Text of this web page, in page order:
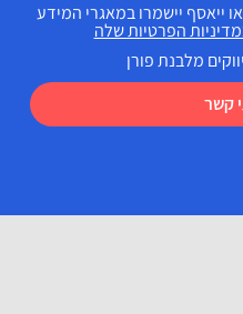
קשר
ייאסף יישמרו במאגרי המידע
הפרטיות שלה
מלבנת פורן